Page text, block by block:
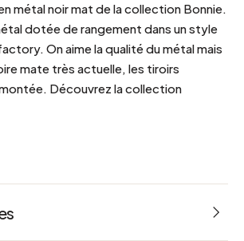
métal noir mat de la collection Bonnie.
dotée de rangement dans un style
On aime la qualité du métal mais
mate très actuelle, les tiroirs
Découvrez la collection